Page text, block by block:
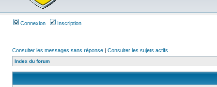
Connexion Inscription
Consulter les messages sans réponse | Consulter les sujets actifs
Index du forum